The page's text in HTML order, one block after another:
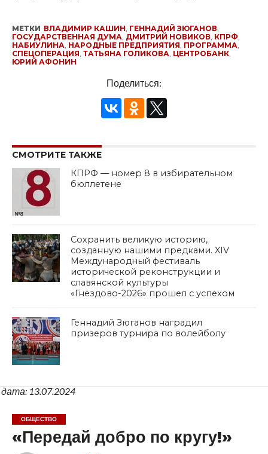
МЕТКИ ВЛАДИМИР КАШИН, ГЕННАДИЙ ЗЮГАНОВ,
ГОСУДАРСТВЕННАЯ ДУМА, ДМИТРИЙ НОВИКОВ, КПРФ,
НАБИУЛИНА, НАРОДНЫЕ ПРЕДПРИЯТИЯ, ПРОГРАММА,
СПЕЦОПЕРАЦИЯ, ТАТЬЯНА ГОЛИКОВА, ЦЕНТРОБАНК,
ЮРИЙ АФОНИН
Поделиться:
СМОТРИТЕ ТАКЖЕ
КПРФ — номер 8 в избирательном
бюллетене
Сохранить великую историю,
созданную нашими предками. XIV
Международный фестиваль
исторической реконструкции и
славянской культуры
«Гнёздово-2026» прошел с успехом
Геннадий Зюганов наградил
призеров турнира по волейболу
дата: 13.07.2024
ОБЩЕСТВО
«Передай добро по кругу!»